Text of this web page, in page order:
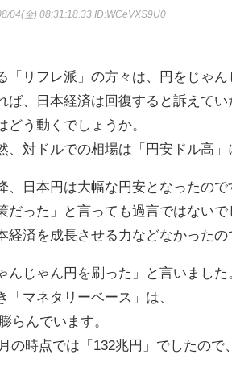
04(金) 08:31:18.33ID:WCeVXS9U0
リフレ派」の方々は、円をじゃん
、日本経済は回復すると訴えてい
どう動くでしょうか。
対ドルでの相場は「円安ドル高」
日本円は大幅な円安となったので
だった」と言っても過言ではないで
経済を成長させる力などなかったの
じゃん円を刷った」と言いました
マネタリーベース」は、
らんでいます。
の時点では「132兆円」でしたので、